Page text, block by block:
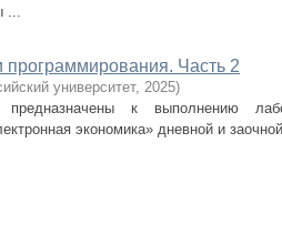
...
Часть 2
университет, 2025)
предназначены к выполнению
экономика» дневной и